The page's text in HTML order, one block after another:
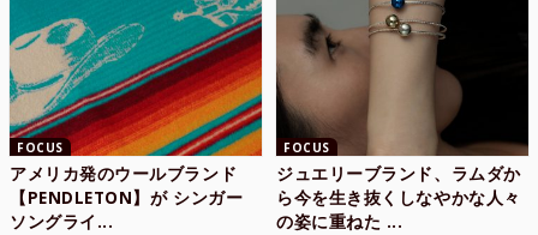
FOCUS
アメリカ発のウールブランド
【PENDLETON】が シンガー
ソングライ...
FOCUS
ジュエリーブランド、ラムダか
ら今を生き抜くしなやかな人々
の姿に重ねた ...